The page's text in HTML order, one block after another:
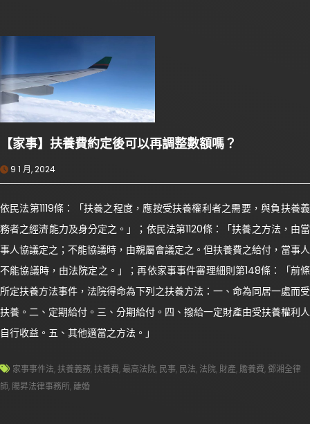
【家事】扶養費約定後可以再調整數額嗎？
9 1 月, 2024
依民法第1119條：「扶養之程度，應按受扶養權利者之需要，與負扶養義
務者之經濟能力及身分定之。」；依民法第1120條：「扶養之方法，由當
事人協議定之；不能協議時，由親屬會議定之。但扶養費之給付，當事人
不能協議時，由法院定之。」；再依家事事件審理細則第148條：「前條
所定扶養方法事件，法院得命為下列之扶養方法：一、命為同居一處而受
扶養。二、定期給付。三、分期給付。四、撥給一定財產由受扶養權利人
自行收益。五、其他適當之方法。」
家事事件法,扶養義務,扶養費,最高法院, 民事, 民法, 法院, 財產, 贍養費, 鄧湘全律
師, 陽昇法律事務所,離婚